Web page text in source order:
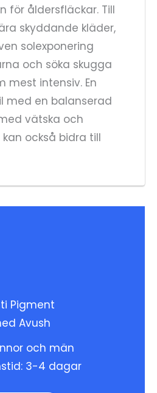
för åldersfläckar. Till
skyddande kläder,
solexponering
och söka skugga
mest intensiv. En
med en balanserad
vätska och
också bidra till
Pigment
Avush
och män
3-4 dagar